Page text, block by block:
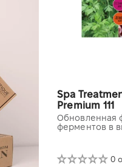
Spa
Premium 111
Обновленная
ферментов в
0